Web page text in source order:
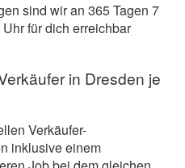
sind wir an 365 Tagen 7
für dich erreichbar
in Dresden je
Verkäufer-
inklusive einem